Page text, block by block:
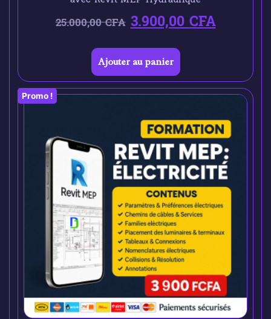
25.000,00CFA 3.900,00CFA
Ajouter au panier
Promo !